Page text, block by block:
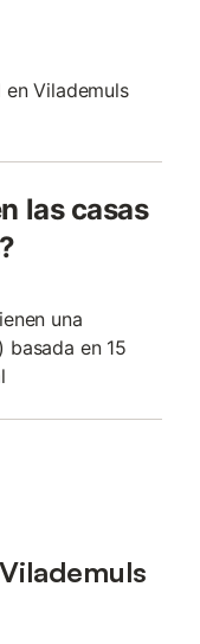
en Vilademuls
las casas
una
en 15